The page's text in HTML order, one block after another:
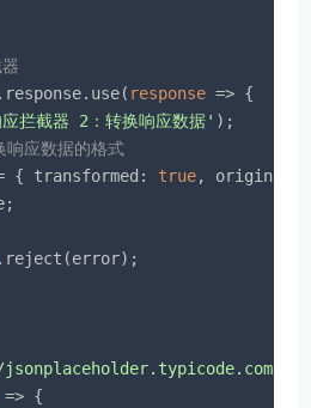
response => {
拦截器 2：转换响应数据' );
应数据的格式
{
transformed : true,
.reject(error);
=> {